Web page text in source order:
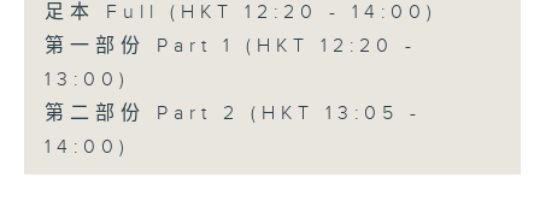
足本 Full (HKT 12:20 - 14:00)
第一部份 Part 1 (HKT 12:20 -
13:00)
第二部份 Part 2 (HKT 13:05 -
14:00)